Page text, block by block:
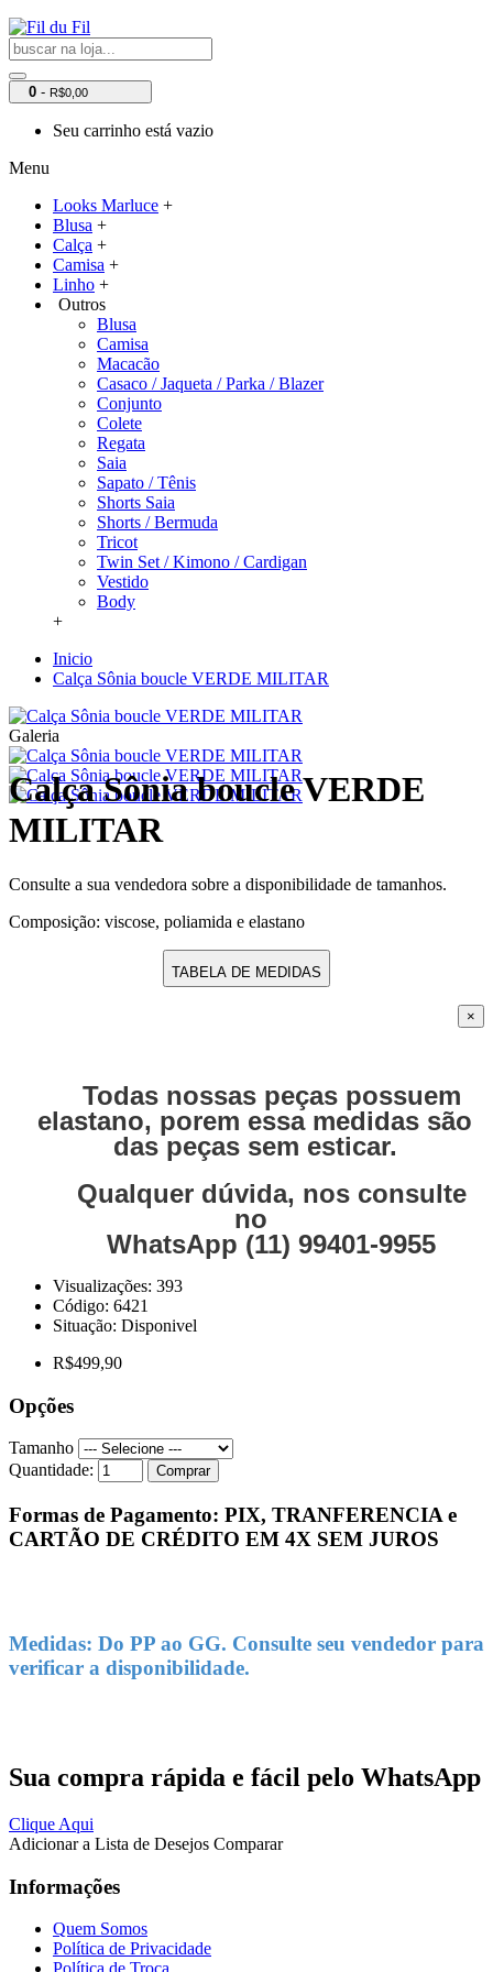
0 - R$0,00
Seu carrinho está vazio
Menu
Looks Marluce +
Blusa +
Calça +
Camisa +
Linho +
Outros
Blusa
Camisa
Macacão
Casaco / Jaqueta / Parka / Blazer
Conjunto
Colete
Regata
Saia
Sapato / Tênis
Shorts Saia
Shorts / Bermuda
Tricot
Twin Set / Kimono / Cardigan
Vestido
Body
+
Inicio
Calça Sônia boucle VERDE MILITAR
Galeria
Calça Sônia boucle VERDE
MILITAR
Consulte a sua vendedora sobre a disponibilidade de tamanhos.
Composição: viscose, poliamida e elastano
TABELA DE MEDIDAS
×
Todas nossas peças possuem
elastano, porem essa medidas são
das peças sem esticar.
Qualquer dúvida, nos consulte
no
WhatsApp (11) 99401-9955
Visualizações: 393
Código: 6421
Situação: Disponivel
R$499,90
Opções
Tamanho
Quantidade:
Comprar
Formas de Pagamento: PIX, TRANFERENCIA e
CARTÃO DE CRÉDITO EM 4X SEM JUROS
Medidas: Do PP ao GG. Consulte seu vendedor para
verificar a disponibilidade.
Sua compra rápida e fácil pelo WhatsApp
Clique Aqui
Adicionar a Lista de Desejos Comparar
Informações
Quem Somos
Política de Privacidade